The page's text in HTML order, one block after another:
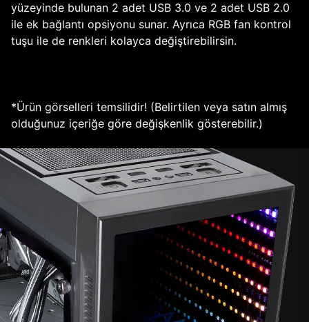
yüzeyinde bulunan 2 adet USB 3.0 ve 2 adet USB 2.0
ile ek bağlantı opsiyonu sunar. Ayrıca RGB fan kontrol
tuşu ile de renkleri kolayca değiştirebilirsin.
*Ürün görselleri temsilidir! (Belirtilen veya satın almış
olduğunuz içeriğe göre değişkenlik gösterebilir.)